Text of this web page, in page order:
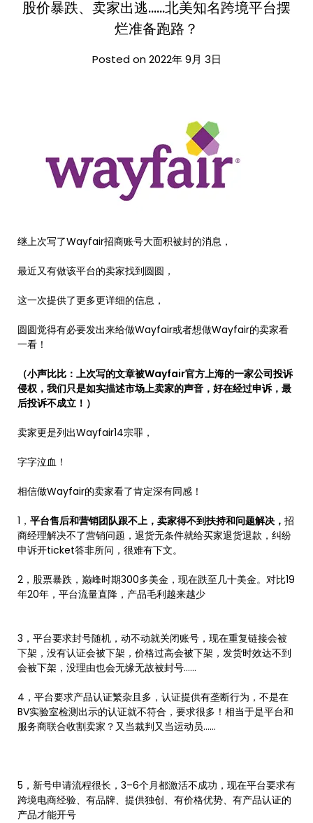
股价暴跌、卖家出逃……北美知名跨境平台摆
烂准备跑路？
Posted on 2022年 9月 3日
继上次写了Wayfair招商账号大面积被封的消息，
最近又有做该平台的卖家找到圆圆，
这一次提供了更多更详细的信息，
圆圆觉得有必要发出来给做Wayfair或者想做Wayfair的卖家看
一看！
（小声比比： 上次写的文章被Wayfair官方上海的一家公司投诉
侵权，我们只是如实描述市场上卖家的声音，好在经过申诉，最
后投诉不成立！）
卖家更是列出Wayfair14宗罪，
字字泣血！
相信做Wayfair的卖家看了肯定深有同感！
1， 平台售后和营销团队跟不上，卖家得不到扶持和问题解决， 招
商经理解决不了营销问题，退货无条件就给买家退货退款，纠纷
申诉开ticket答非所问，很难有下文。
2，股票暴跌，巅峰时期300多美金，现在跌至几十美金。对比19
年20年，平台流量直降，产品毛利越来越少
3，平台要求封号随机，动不动就关闭账号，现在重复链接会被
下架，没有认证会被下架，价格过高会被下架，发货时效达不到
会被下架，没理由也会无缘无故被封号……
4，平台要求产品认证繁杂且多，认证提供有垄断行为，不是在
BV实验室检测出示的认证就不符合，要求很多！相当于是平台和
服务商联合收割卖家？又当裁判又当运动员……
5，新号申请流程很长，3–6个月都激活不成功，现在平台要求有
跨境电商经验、有品牌、提供独创、有价格优势、有产品认证的
产品才能开号